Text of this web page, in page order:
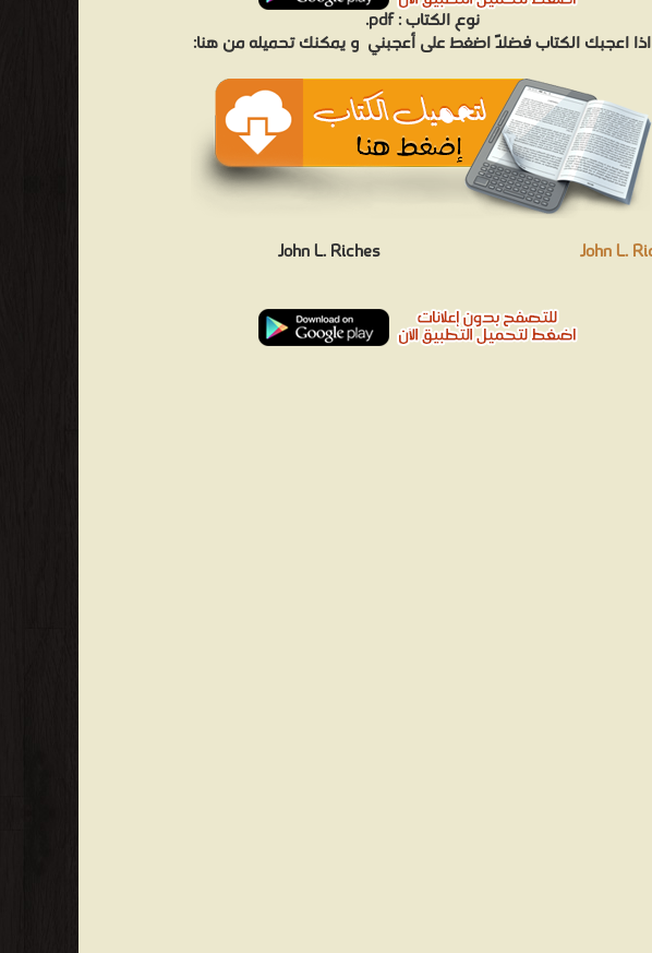
نوع الكتاب :pdf.
اذا اعجبك الكتاب فضلاً اضغط على أعجبني و يمكنك تحميله من هنا:
John L. Riches